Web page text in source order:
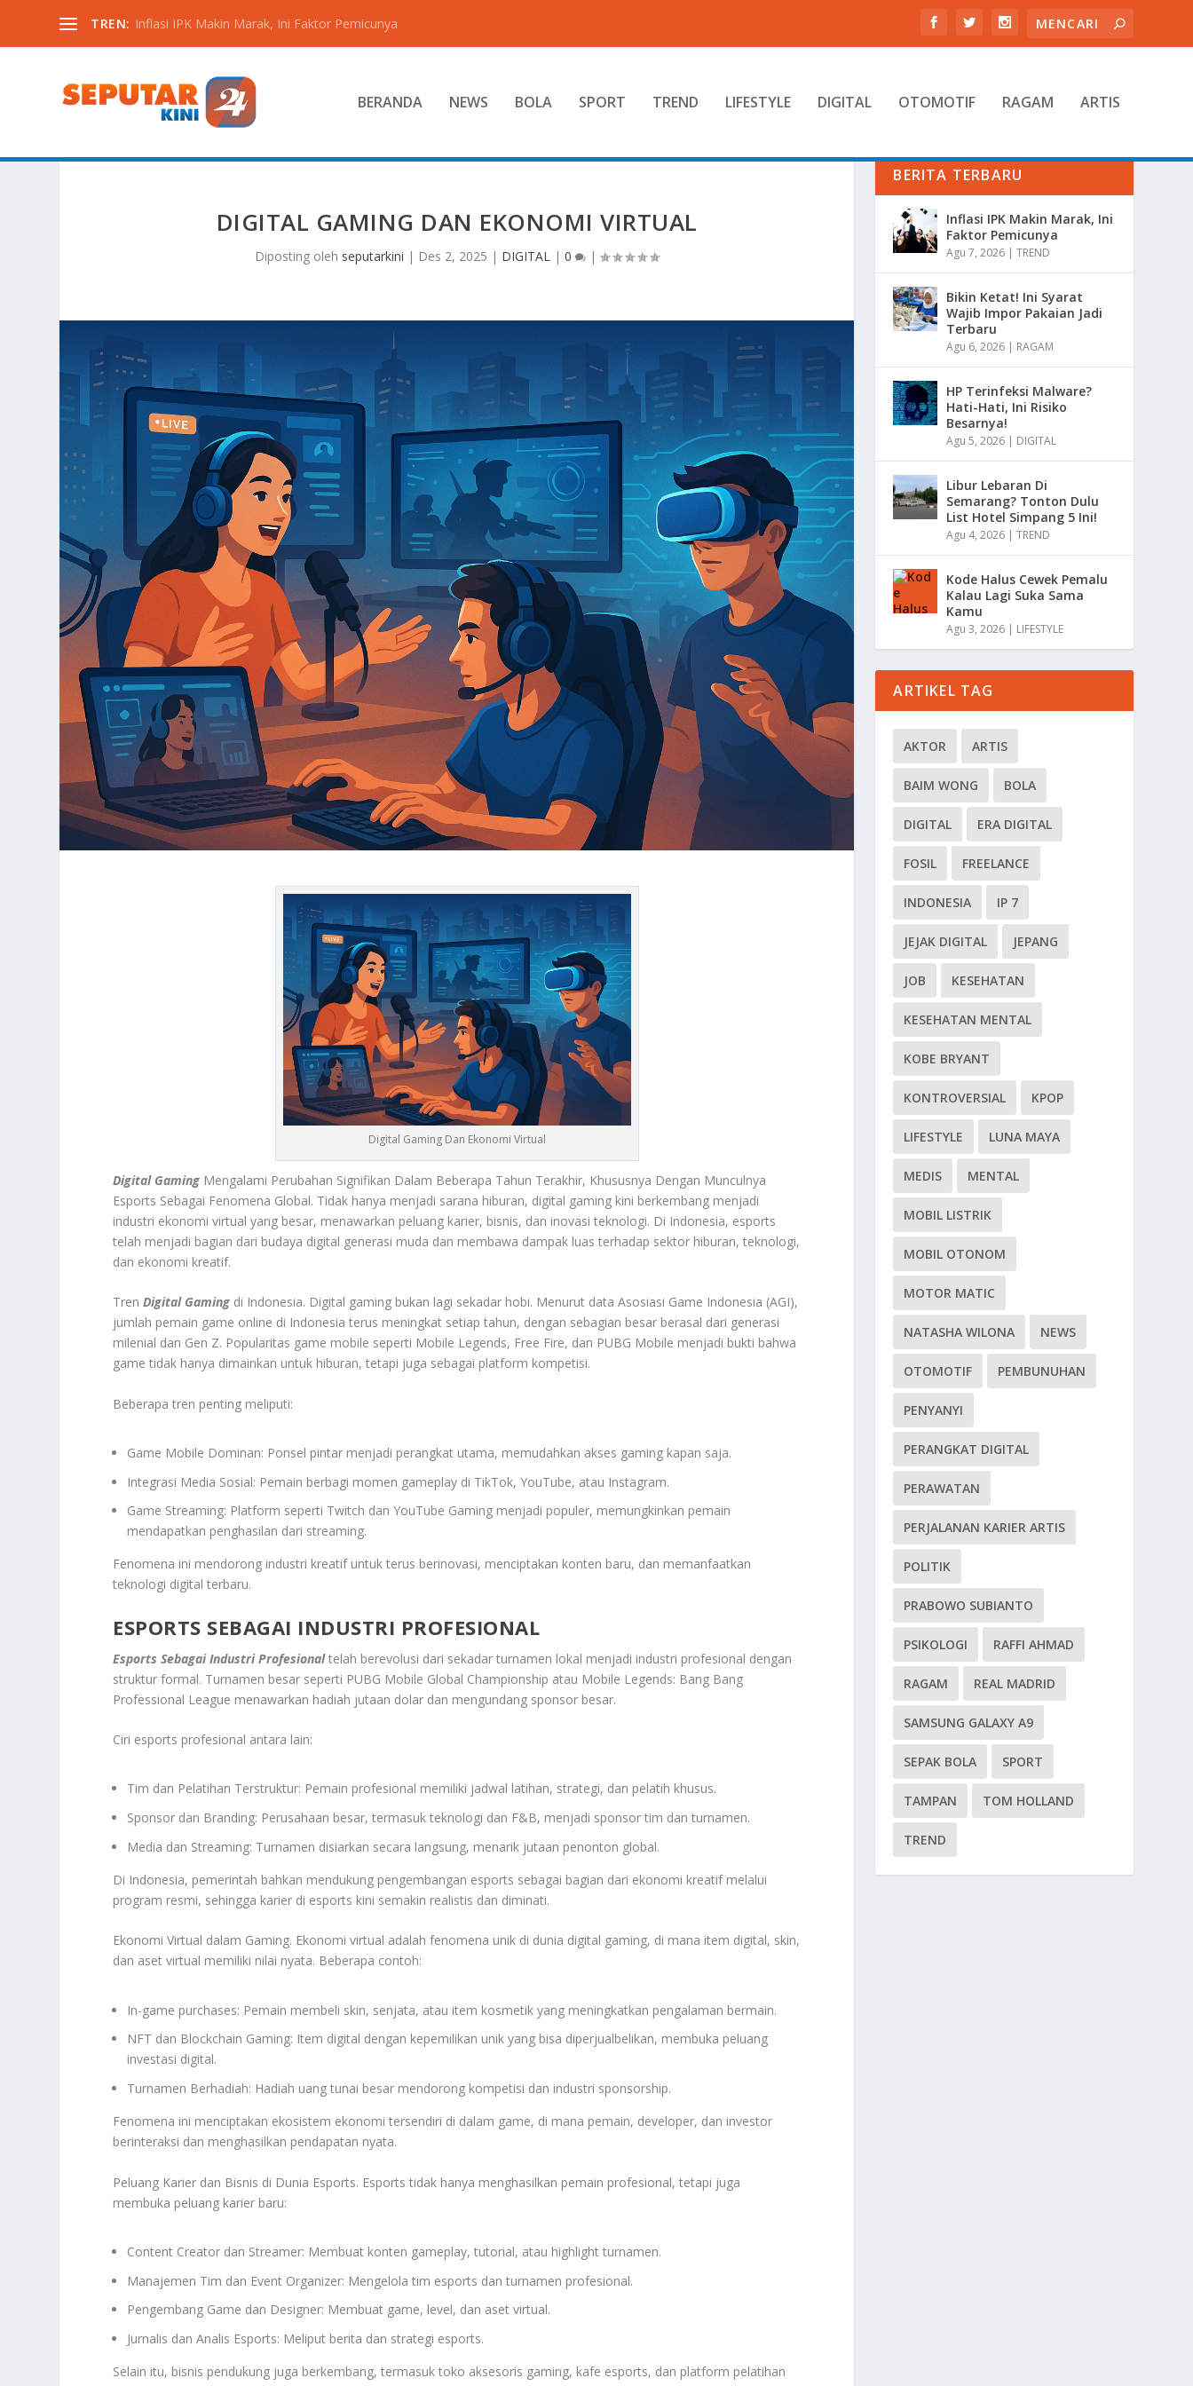
TREN: Inflasi IPK Makin Marak, Ini Faktor Pemicunya
BERANDA NEWS BOLA SPORT TREND LIFESTYLE DIGITAL OTOMOTIF RAGAM ARTIS
DIGITAL GAMING DAN EKONOMI VIRTUAL
Diposting oleh seputarkini | Des 2, 2025 | DIGITAL |0 |
Digital Gaming Dan Ekonomi Virtual
Digital Gaming Mengalami Perubahan Signifikan Dalam Beberapa Tahun Terakhir, Khususnya Dengan Munculnya
Esports Sebagai Fenomena Global. Tidak hanya menjadi sarana hiburan, digital gaming kini berkembang menjadi
industri ekonomi virtual yang besar, menawarkan peluang karier, bisnis, dan inovasi teknologi. Di Indonesia, esports
telah menjadi bagian dari budaya digital generasi muda dan membawa dampak luas terhadap sektor hiburan, teknologi,
dan ekonomi kreatif.
TrenDigital Gaming di Indonesia. Digital gaming bukan lagi sekadar hobi. Menurut data Asosiasi Game Indonesia (AGI),
jumlah pemain game online di Indonesia terus meningkat setiap tahun, dengan sebagian besar berasal dari generasi
milenial dan Gen Z. Popularitas game mobile seperti Mobile Legends, Free Fire, dan PUBG Mobile menjadi bukti bahwa
game tidak hanya dimainkan untuk hiburan, tetapi juga sebagai platform kompetisi.
Beberapa tren penting meliputi:
Game Mobile Dominan: Ponsel pintar menjadi perangkat utama, memudahkan akses gaming kapan saja.
Integrasi Media Sosial: Pemain berbagi momen gameplay di TikTok, YouTube, atau Instagram.
Game Streaming: Platform seperti Twitch dan YouTube Gaming menjadi populer, memungkinkan pemain
mendapatkan penghasilan dari streaming.
Fenomena ini mendorong industri kreatif untuk terus berinovasi, menciptakan konten baru, dan memanfaatkan
teknologi digital terbaru.
ESPORTS SEBAGAI INDUSTRI PROFESIONAL
Esports Sebagai Industri Profesionaltelah berevolusi dari sekadar turnamen lokal menjadi industri profesional dengan
struktur formal. Turnamen besar seperti PUBG Mobile Global Championship atau Mobile Legends: Bang Bang
Professional League menawarkan hadiah jutaan dolar dan mengundang sponsor besar.
Ciri esports profesional antara lain:
Tim dan Pelatihan Terstruktur: Pemain profesional memiliki jadwal latihan, strategi, dan pelatih khusus.
Sponsor dan Branding: Perusahaan besar, termasuk teknologi dan F&B, menjadi sponsor tim dan turnamen.
Media dan Streaming: Turnamen disiarkan secara langsung, menarik jutaan penonton global.
Di Indonesia, pemerintah bahkan mendukung pengembangan esports sebagai bagian dari ekonomi kreatif melalui
program resmi, sehingga karier di esports kini semakin realistis dan diminati.
Ekonomi Virtual dalam Gaming. Ekonomi virtual adalah fenomena unik di dunia digital gaming, di mana item digital, skin,
dan aset virtual memiliki nilai nyata. Beberapa contoh:
In-game purchases: Pemain membeli skin, senjata, atau item kosmetik yang meningkatkan pengalaman bermain.
NFT dan Blockchain Gaming: Item digital dengan kepemilikan unik yang bisa diperjualbelikan, membuka peluang
investasi digital.
Turnamen Berhadiah: Hadiah uang tunai besar mendorong kompetisi dan industri sponsorship.
Fenomena ini menciptakan ekosistem ekonomi tersendiri di dalam game, di mana pemain, developer, dan investor
berinteraksi dan menghasilkan pendapatan nyata.
Peluang Karier dan Bisnis di Dunia Esports. Esports tidak hanya menghasilkan pemain profesional, tetapi juga
membuka peluang karier baru:
Content Creator dan Streamer: Membuat konten gameplay, tutorial, atau highlight turnamen.
Manajemen Tim dan Event Organizer: Mengelola tim esports dan turnamen profesional.
Pengembang Game dan Designer: Membuat game, level, dan aset virtual.
Jurnalis dan Analis Esports: Meliput berita dan strategi esports.
Selain itu, bisnis pendukung juga berkembang, termasuk toko aksesoris gaming, kafe esports, dan platform pelatihan
BERITA TERBARU
Inflasi IPK Makin Marak, Ini
Faktor Pemicunya
Agu 7, 2026 |TREND
Bikin Ketat! Ini Syarat
Wajib Impor Pakaian Jadi
Terbaru
Agu 6, 2026 | RAGAM
HP Terinfeksi Malware?
Hati-Hati, Ini Risiko
Besarnya!
Agu 5, 2026 | DIGITAL
Libur Lebaran Di
Semarang? Tonton Dulu
List Hotel Simpang 5 Ini!
Agu 4, 2026 |TREND
Kode Halus Cewek Pemalu
Kalau Lagi Suka Sama
Kamu
Agu 3, 2026 | LIFESTYLE
ARTIKEL TAG
AKTOR ARTIS
BAIM WONG BOLA
DIGITAL ERA DIGITAL
FOSIL FREELANCE
INDONESIA IP 7
JEJAK DIGITAL JEPANG
JOB KESEHATAN
KESEHATAN MENTAL
KOBE BRYANT
KONTROVERSIAL KPOP
LIFESTYLE LUNA MAYA
MEDIS MENTAL
MOBIL LISTRIK
MOBIL OTONOM
MOTOR MATIC
NATASHA WILONA NEWS
OTOMOTIF PEMBUNUHAN
PENYANYI
PERANGKAT DIGITAL
PERAWATAN
PERJALANAN KARIER ARTIS
POLITIK
PRABOWO SUBIANTO
PSIKOLOGI RAFFI AHMAD
RAGAM REAL MADRID
SAMSUNG GALAXY A9
SEPAK BOLA SPORT
TAMPAN TOM HOLLAND
TREND